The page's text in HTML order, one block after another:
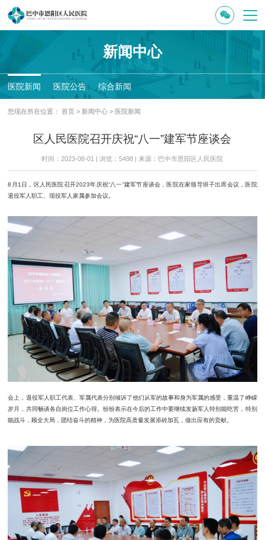
新闻中心
医院新闻 医院公告 综合新闻
您现在所在位置：首页 > 新闻中心 > 医院新闻
区人民医院召开庆祝“八一”建军节座谈会
时间：2023-08-01 | 浏览：5498 | 来源：巴中市恩阳区人民医院
8月1日，区人民医院召开2023年庆祝“八一”建军节座谈会，医院在家领导班子出席会议，医院
退役军人职工、现役军人家属参加会议。
会上，退役军人职工代表、军属代表分别倾诉了他们从军的故事和身为军属的感受，重温了峥嵘
岁月，共同畅谈各自岗位工作心得。纷纷表示在今后的工作中要继续发扬军人特别能吃苦，特别
能战斗，顾全大局，团结奋斗的精神，为医院高质量发展添砖加瓦，做出应有的贡献。